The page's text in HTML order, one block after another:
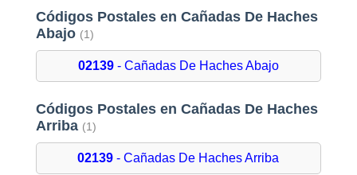
Códigos Postales en Cañadas De Haches
Abajo (1)
02139- Cañadas De Haches Abajo
Códigos Postales en Cañadas De Haches
Arriba (1)
02139 - Cañadas De Haches Arriba